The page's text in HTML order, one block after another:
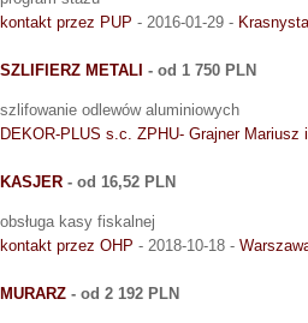
kontakt przez PUP - 2016-01-29 -
SZLIFIERZ METALI - od 1 750 PLN
szlifowanie odlewów aluminiowych
DEKOR-PLUS s.c. ZPHU- Grajner Mariusz
KASJER - od 16,52 PLN
obsługa kasy fiskalnej
kontakt przez OHP - 2018-10-18 -
MURARZ - od 2 192 PLN